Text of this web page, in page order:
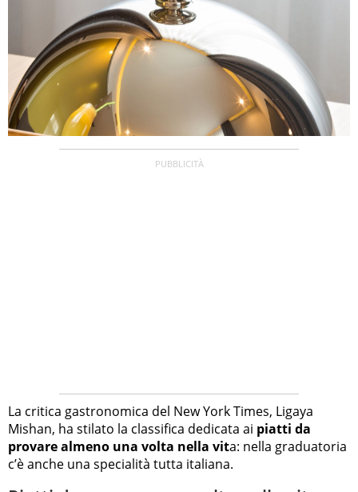
La critica gastronomica del New York Times, Ligaya
Mishan, ha stilato la classifica dedicata ai piatti da
provare almeno una volta nella vita: nella graduatoria
c’è anche una specialità tutta italiana.